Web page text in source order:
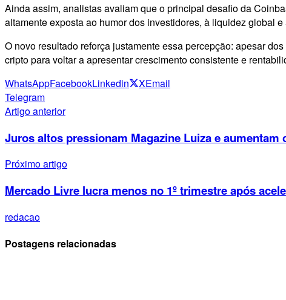
Ainda assim, analistas avaliam que o principal desafio da
altamente exposta ao humor dos investidores, à liquidez global
O novo resultado reforça justamente essa percepção: apesar
cripto para voltar a apresentar crescimento consistente e
WhatsAppFacebookLinkedin XEmail
Telegram
Artigo anterior
Juros altos pressionam Magazine Luiza e aumentam
Próximo artigo
Mercado Livre lucra menos no 1º trimestre após
redacao
Postagens relacionadas